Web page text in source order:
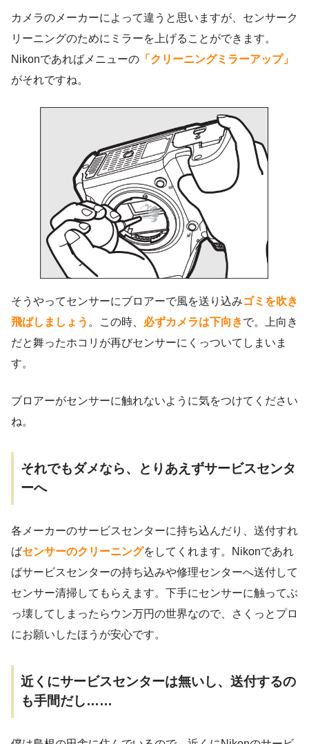
カメラのメーカーによって違うと思いますが、センサーク
リーニングのためにミラーを上げることができます。
Nikonであればメニューの 「クリーニングミラーアップ」
がそれですね。
そうやってセンサーにブロアーで風を送り込みゴミを吹き
飛ばしましょう 。この時、 必ずカメラは下向きで。上向き
だと舞ったホコリが再びセンサーにくっついてしまいま
す。
ブロアーがセンサーに触れないように気をつけてください
ね。
それでもダメなら、とりあえずサービスセンタ
ーへ
各メーカーのサービスセンターに持ち込んだり、送付すれ
ばセンサーのクリーニングをしてくれます。Nikonであれ
ばサービスセンターの持ち込みや修理センターへ送付して
センサー清掃してもらえます。下手にセンサーに触ってぶ
っ壊してしまったらウン万円の世界なので、さくっとプロ
にお願いしたほうが安心です。
近くにサービスセンターは無いし、送付するの
も手間だし……